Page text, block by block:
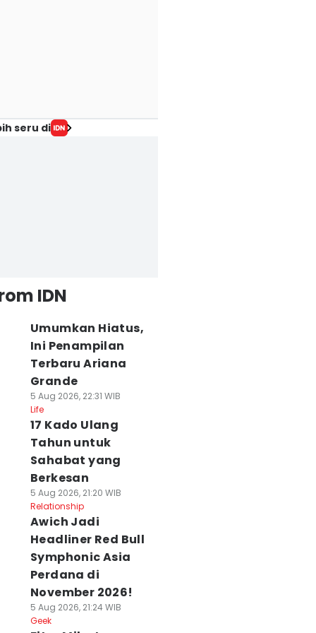
seru di
IDN
Umumkan Hiatus,
Ini Penampilan
Terbaru Ariana
Grande
5 Aug 2026, 22:31 WIB
Life
17 Kado Ulang
Tahun untuk
Sahabat yang
Berkesan
5 Aug 2026, 21:20 WIB
Relationship
Awich Jadi
Headliner Red Bull
Symphonic Asia
Perdana di
November 2026!
5 Aug 2026, 21:24 WIB
Geek